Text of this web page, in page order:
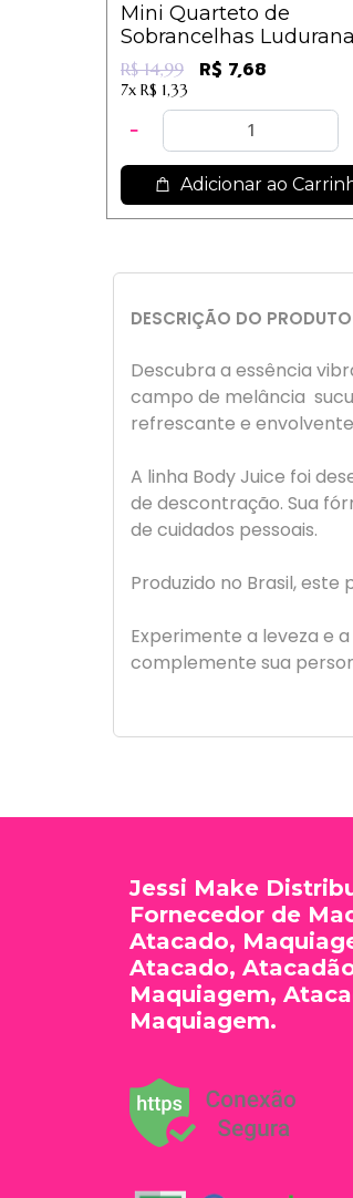
Mini Quarteto de
Sobrancelhas
ECO-003
R$ 14,99 R$ 7,68
7x R$ 1,33
Adicionar ao
DESCRIÇÃO DO PRODUTO
Descubra a essência
campo de melância
refrescante e
A linha Body Juice foi
de descontração. Sua
de cuidados pessoais.
Produzido no Brasil,
Experimente a leveza e
complemente sua
Jessi Make
Fornecedor de
Atacado,
Atacado,
Maquiagem,
Maquiagem.